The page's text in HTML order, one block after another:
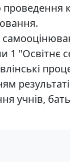
проведення
1 "Освітнє
учнів,